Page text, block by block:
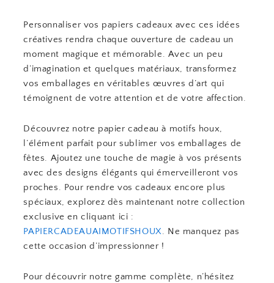
Personnaliser vos papiers cadeaux avec ces idées
créatives rendra chaque ouverture de cadeau un
moment magique et mémorable. Avec un peu
d’imagination et quelques matériaux, transformez
vos emballages en véritables œuvres d’art qui
témoignent de votre attention et de votre affection.
Découvrez notre papier cadeau à motifs houx,
l’élément parfait pour sublimer vos emballages de
fêtes. Ajoutez une touche de magie à vos présents
avec des designs élégants qui émerveilleront vos
proches. Pour rendre vos cadeaux encore plus
spéciaux, explorez dès maintenant notre collection
exclusive en cliquant ici :
PAPIERCADEAUAIMOTIFSHOUX. Ne manquez pas
cette occasion d’impressionner !
Pour découvrir notre gamme complète, n’hésitez